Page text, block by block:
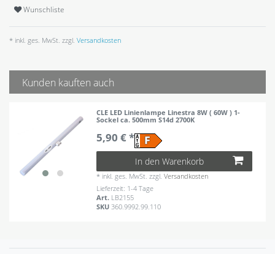
Wunschliste
* inkl. ges. MwSt. zzgl. Versandkosten
Kunden kauften auch
CLE LED Linienlampe Linestra 8W ( 60W ) 1-
Sockel ca. 500mm S14d 2700K
5,90 € *
In den Warenkorb
* inkl. ges. MwSt. zzgl.Versandkosten
Lieferzeit: 1-4 Tage
Art. LB2155
SKU360.9992.99.110